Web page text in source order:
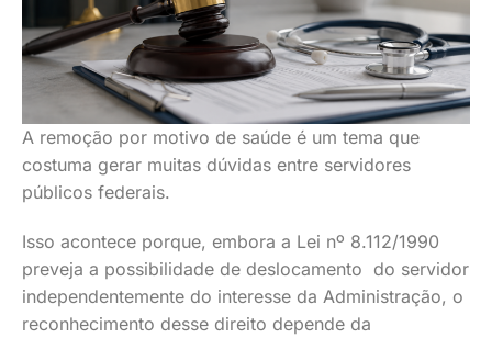
A remoção por motivo de saúde é um tema que
costuma gerar muitas dúvidas entre servidores
públicos federais.
Isso acontece porque, embora a Lei nº 8.112/1990
preveja a possibilidade de deslocamento do servidor
independentemente do interesse da Administração, o
reconhecimento desse direito depende da